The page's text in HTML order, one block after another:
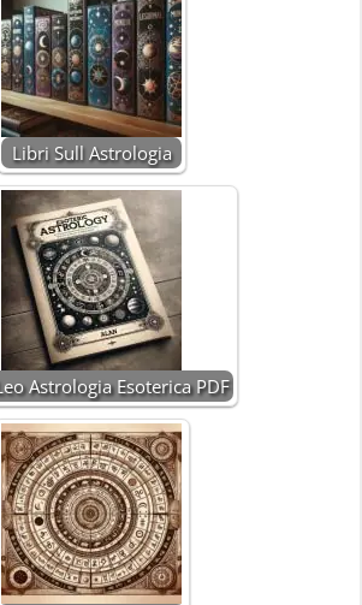
Libri Sull Astrologia
Astrologia Esoterica PDF